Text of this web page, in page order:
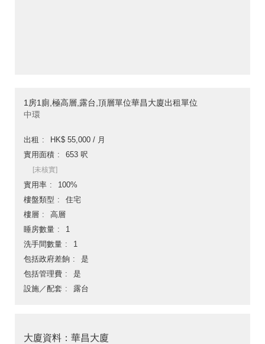
1房1廁,極高層,露台,頂層單位華昌大廈出租單位
中環
出租
HK$ 55,000 / 月
實用面積
653 呎
[未核實]
實用率
100%
樓盤類型
住宅
樓層
高層
睡房數量
1
洗手間數量
1
包括政府差餉
是
包括管理費
是
設施／配套
露台
大廈資料：華昌大廈